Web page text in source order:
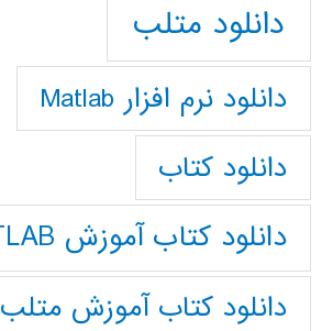
دانلود متلب
دانلود نرم افزار Matlab
دانلود کتاب
دانلود کتاب آموزش MATLAB
دانلود کتاب آموزش متلب